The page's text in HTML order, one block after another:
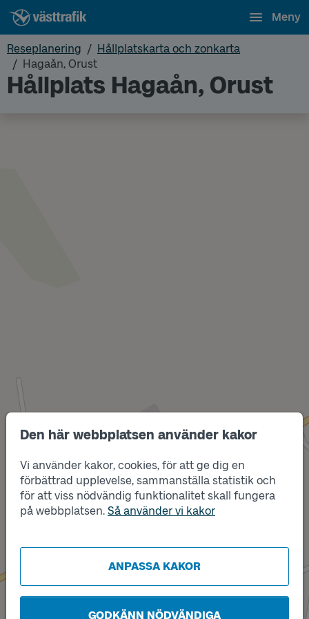
Den här webbplatsen använder kakor
Vi använder kakor, cookies, för att ge dig en
förbättrad upplevelse, sammanställa statistik och
för att viss nödvändig funktionalitet skall fungera
på webbplatsen. Så använder vi kakor
ANPASSA KAKOR
GODKÄNN NÖDVÄNDIGA
Meny
Reseplanering
Hållplatskarta och zonkarta
Hagaån, Orust
Hållplats Hagaån, Orust
Läge
A
Läge
B